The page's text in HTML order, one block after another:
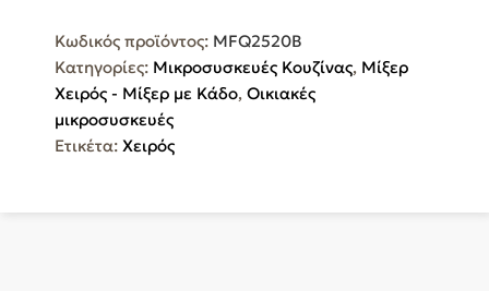
Κωδικός προϊόντος: MFQ2520B
Κατηγορίες: Μικροσυσκευές Κουζίνας, Μίξερ
Χειρός - Μίξερ με Κάδο, Οικιακές
μικροσυσκευές
Ετικέτα: Χειρός